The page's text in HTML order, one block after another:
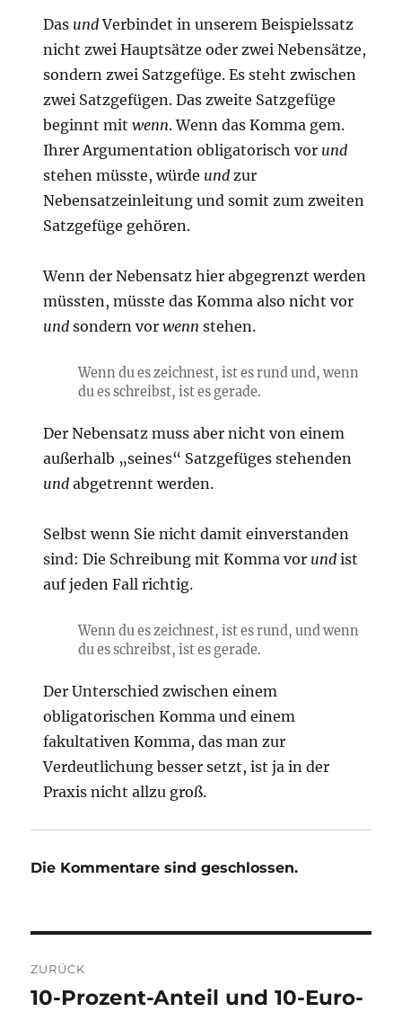
Das undVerbindet in unserem Beispielssatz
nicht zwei Hauptsätze oder zwei Nebensätze,
sondern zwei Satzgefüge. Es steht zwischen
zwei Satzgefügen. Das zweite Satzgefüge
beginnt mitwenn. Wenn das Komma gem.
Ihrer Argumentation obligatorisch vor und
stehen müsste, würde und zur
Nebensatzeinleitung und somit zum zweiten
Satzgefüge gehören.
Wenn der Nebensatz hier abgegrenzt werden
müssten, müsste das Komma also nicht vor
und sondern vorwenn stehen.
Wenn du es zeichnest, ist es rund und, wenn
du es schreibst, ist es gerade.
Der Nebensatz muss aber nicht von einem
außerhalb „seines“ Satzgefüges stehenden
und abgetrennt werden.
Selbst wenn Sie nicht damit einverstanden
sind: Die Schreibung mit Komma vor und ist
auf jeden Fall richtig.
Wenn du es zeichnest, ist es rund, und wenn
du es schreibst, ist es gerade.
Der Unterschied zwischen einem
obligatorischen Komma und einem
fakultativen Komma, das man zur
Verdeutlichung besser setzt, ist ja in der
Praxis nicht allzu groß.
Die Kommentare sind geschlossen.
ZURÜCK
Vorheriger
10-Prozent-Anteil und 10-Euro-